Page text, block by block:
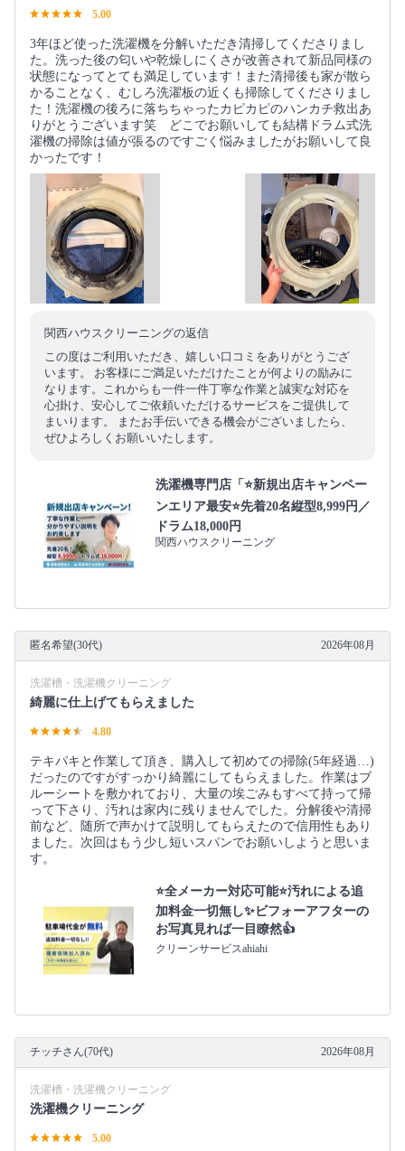
5.00
3年ほど使った洗濯機を分解いただき清掃してくださりまし
た。洗った後の匂いや乾燥しにくさが改善されて新品同様の
状態になってとても満足しています！また清掃後も家が散ら
かることなく、むしろ洗濯板の近くも掃除してくださりまし
た！洗濯機の後ろに落ちちゃったカピカピのハンカチ救出あ
りがとうございます笑 どこでお願いしても結構ドラム式洗
濯機の掃除は値が張るのですごく悩みましたがお願いして良
かったです！
関西ハウスクリーニングの返信
この度はご利用いただき、嬉しい口コミをありがとうござ
います。 お客様にご満足いただけたことが何よりの励みに
なります。これからも一件一件丁寧な作業と誠実な対応を
心掛け、安心してご依頼いただけるサービスをご提供して
まいります。 またお手伝いできる機会がございましたら、
ぜひよろしくお願いいたします。
洗濯機専門店「⭐新規出店キャンペー
ンエリア最安⭐先着20名縦型8,999円／
ドラム18,000円
関西ハウスクリーニング
匿名希望(30代) 2026年08月
洗濯槽・洗濯機クリーニング
綺麗に仕上げてもらえました
4.80
テキパキと作業して頂き、購入して初めての掃除(5年経過…)
だったのですがすっかり綺麗にしてもらえました。作業はブ
ルーシートを敷かれており、大量の埃ごみもすべて持って帰
って下さり、汚れは家内に残りませんでした。分解後や清掃
前など、随所で声かけて説明してもらえたので信用性もあり
ました。次回はもう少し短いスパンでお願いしようと思いま
す。
⭐全メーカー対応可能⭐汚れによる追
加料金一切無し✨ビフォーアフターの
お写真見れば一目瞭然👍
クリーンサービスahiahi
チッチさん(70代) 2026年08月
洗濯槽・洗濯機クリーニング
洗濯機クリーニング
5.00